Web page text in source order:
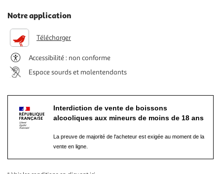
Notre application
Télécharger
Accessibilité : non conforme
Espace sourds et malentendants
Interdiction de vente de boissons
alcooliques aux mineurs de moins de 18 ans
La preuve de majorité de l'acheteur est exigée au moment de la
vente en ligne.